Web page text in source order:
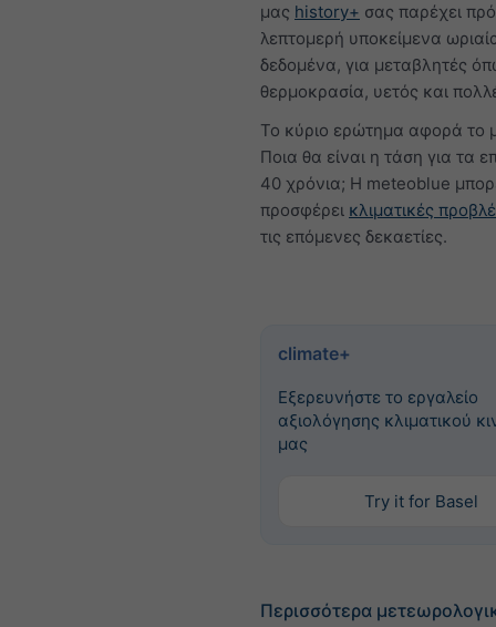
μας history+ σας παρέχει
λεπτομερή υποκείμενα
δεδομένα, για μεταβλητές
θερμοκρασία, υετός και
Το κύριο ερώτημα αφορά το
Ποια θα είναι η τάση για τα
40 χρόνια; Η meteoblue
προσφέρει κλιματικές
τις επόμενες δεκαετίες.
climate+
Εξερευνήστε το εργαλείο
αξιολόγησης κλιματικού
μας
Try it for Basel
Περισσότερα